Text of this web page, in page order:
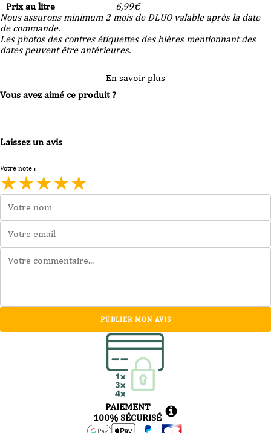
Prix au litre
6,99€
Nous assurons minimum 2 mois de DLUO valable après la date
de commande.
Les photos des contres étiquettes des bières mentionnant des
dates peuvent être antérieures.
En savoir plus
Vous avez aimé ce produit ?
Laissez un avis
Votre note :
★★★★★
PUBLIER MON AVIS
PAIEMENT
100% SÉCURISÉ